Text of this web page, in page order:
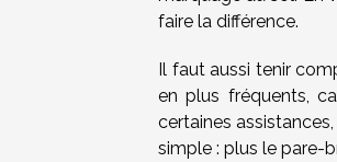
faire la différence.
Il faut aussi tenir
en plus fréquents,
certaines
simple : plus le pare-